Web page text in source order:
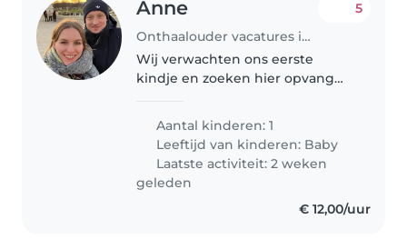
Anne
Onthaalouder vacatures in Antwerpen
5
Wij verwachten ons eerste
kindje en zoeken hier opvang
Aantal kinderen: 1
Leeftijd van kinderen: Baby
Laatste activiteit: 2 weken
geleden
€ 12,00/uur